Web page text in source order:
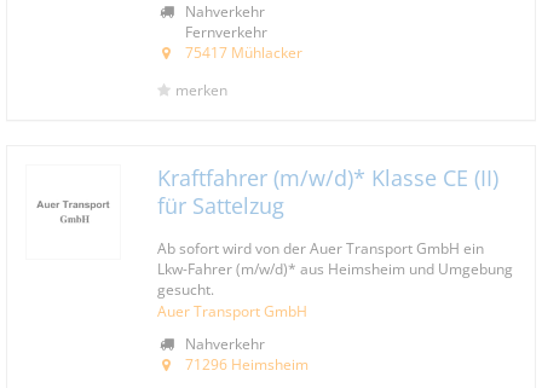
Nahverkehr
Fernverkehr
75417 Mühlacker
merken
Kraftfahrer (m/w/d)* Klasse CE (II)
für Sattelzug
Ab sofort wird von der Auer Transport GmbH ein
Lkw-Fahrer (m/w/d)* aus Heimsheim und Umgebung
gesucht.
Auer Transport GmbH
Nahverkehr
71296 Heimsheim